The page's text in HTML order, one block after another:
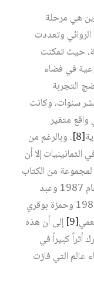
هي مرحلة
الروائي وتعددت
حيث تمكنت
في فضاء
التجربة
سنوات، وكانت
واقع متغير
[8]
. وبالرغم من
إلا أن
من الكتاب
والكاتبات منهن رجاء عالم ورواية 4/صفر عام 1987 وعبد
العزيز الصقعبي وروايته رائحة الفحم عام 1988 وحمزة بوقري
[9]
إلى أن هذه
أثراً كبيراً في
رواية 4/صفر لرجاء عالم التي فازت